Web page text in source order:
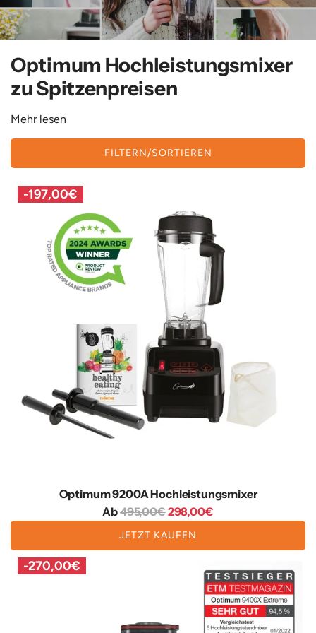
Optimum Hochleistungsmixer
zu Spitzenpreisen
Mehr lesen
FILTERN/SORTIEREN
-197,00€
Optimum 9200A Hochleistungsmixer
AbR
e
495,00€298,00€
JETZT KAUFEN
-270,00€